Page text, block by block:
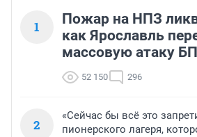
1
Пожар на НПЗ
как Ярославль
массовую атаку
52 150 296
2
«Сейчас бы всё это
пионерского лагеря,